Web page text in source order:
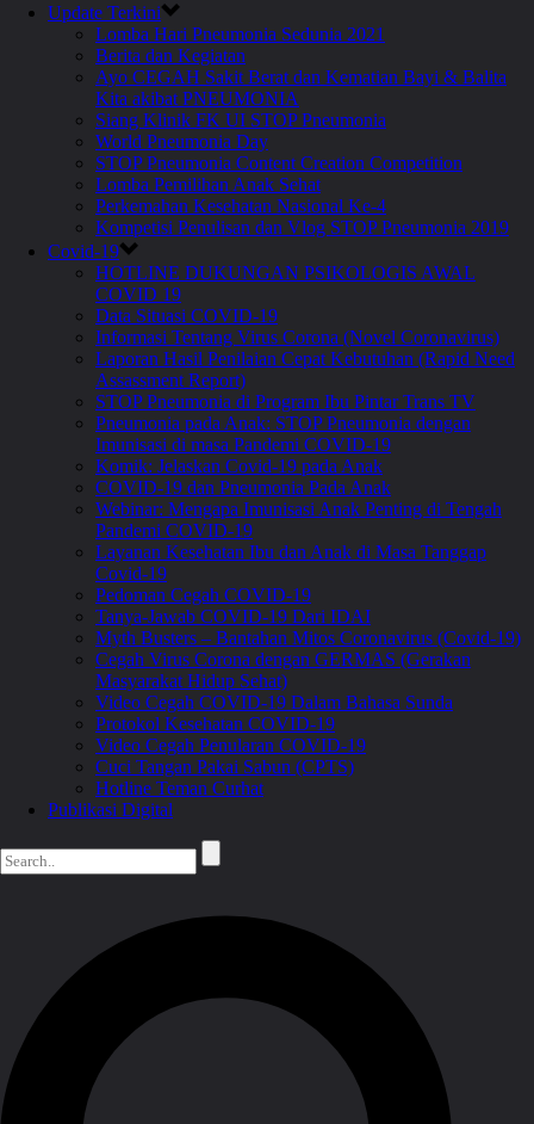
Update Terkini
Lomba Hari Pneumonia Sedunia 2021
Berita dan Kegiatan
Ayo CEGAH Sakit Berat dan Kematian Bayi & Balita
Kita akibat PNEUMONIA
Siang Klinik FK UI STOP Pneumonia
World Pneumonia Day
STOP Pneumonia Content Creation Competition
Lomba Pemilihan Anak Sehat
Perkemahan Kesehatan Nasional Ke-4
Kompetisi Penulisan dan Vlog STOP Pneumonia 2019
Covid-19
HOTLINE DUKUNGAN PSIKOLOGIS AWAL
COVID 19
Data Situasi COVID-19
Informasi Tentang Virus Corona (Novel Coronavirus)
Laporan Hasil Penilaian Cepat Kebutuhan (Rapid Need
Assassment Report)
STOP Pneumonia di Program Ibu Pintar Trans TV
Pneumonia pada Anak: STOP Pneumonia dengan
Imunisasi di masa Pandemi COVID-19
Komik: Jelaskan Covid-19 pada Anak
COVID-19 dan Pneumonia Pada Anak
Webinar: Mengapa Imunisasi Anak Penting di Tengah
Pandemi COVID-19
Layanan Kesehatan Ibu dan Anak di Masa Tanggap
Covid-19
Pedoman Cegah COVID-19
Tanya-Jawab COVID-19 Dari IDAI
Myth Busters – Bantahan Mitos Coronavirus (Covid-19)
Cegah Virus Corona dengan GERMAS (Gerakan
Masyarakat Hidup Sehat)
Video Cegah COVID-19 Dalam Bahasa Sunda
Protokol Kesehatan COVID-19
Video Cegah Penularan COVID-19
Cuci Tangan Pakai Sabun (CPTS)
Hotline Teman Curhat
Publikasi Digital